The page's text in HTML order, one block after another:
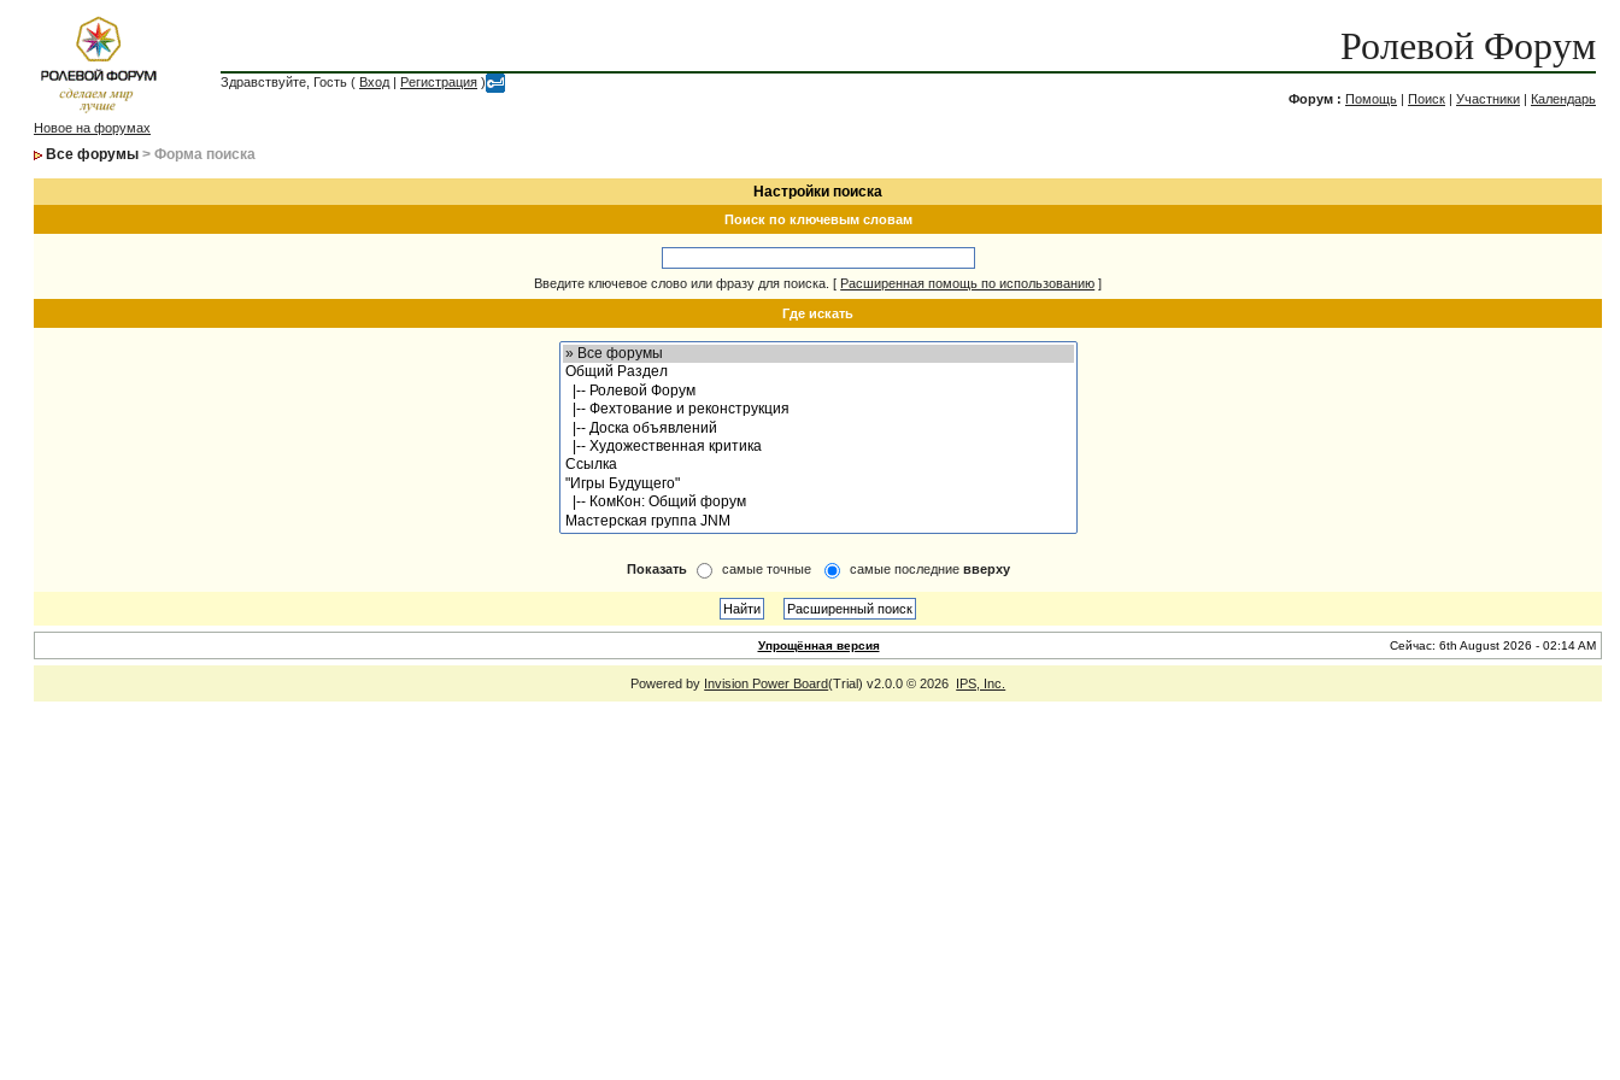
Ролевой Форум
Здравствуйте, Гость ( Вход | Регистрация )
Форум : Помощь | Поиск | Участники | Календарь
Новое на форумах
Все форумы > Форма поиска
Настройки поиска
Поиск по ключевым словам
Введите ключевое слово или фразу для поиска. [ Расширенная помощь по использованию ]
Где искать
Показать самые точные самые последние вверху
Упрощённая версия Сейчас: 6th August 2026 - 02:14 AM
Powered by Invision Power Board(Trial) v2.0.0 © 2026 IPS, Inc.